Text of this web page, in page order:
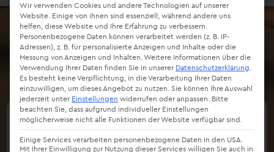
Aktives zuhören – Ziele,
Regeln & Tipps
Wir verwenden Cookies und andere Technologien auf unserer
Website. Einige von ihnen sind essenziell, während andere uns
helfen, diese Website und Ihre Erfahrung zu verbessern.
Personenbezogene Daten können verarbeitet werden (z. B. IP-
Adressen), z. B. für personalisierte Anzeigen und Inhalte oder die
Messung von Anzeigen und Inhalten.Weitere Informationen über die
Verwendung Ihrer Daten finden Sie in unserer Datenschutzerklärung.
Es besteht keine Verpflichtung, in die Verarbeitung Ihrer Daten
einzuwilligen, um dieses Angebot zu nutzen. Sie können Ihre Auswahl
jederzeit unter Einstellungen widerrufen oder anpassen. Bitte
beachten Sie, dass aufgrund individueller Einstellungen
möglicherweise nicht alle Funktionen der Website verfügbar sind.
Einige Services verarbeiten personenbezogene Daten in den USA.
Mit Ihrer Einwilligung zur Nutzung dieser Services willigen Sie auch in